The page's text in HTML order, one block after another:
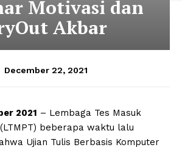
Motivasi dan
Akbar
December 22, 2021
2021 – Lembaga Tes Masuk
beberapa waktu lalu
Ujian Tulis Berbasis Komputer